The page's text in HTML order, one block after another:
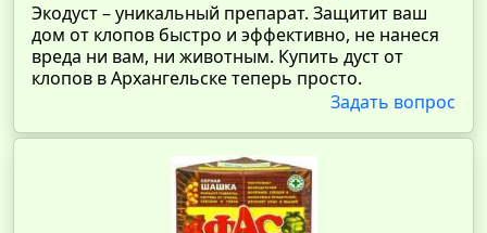
Экодуст – уникальный препарат. Защитит ваш
дом от клопов быстро и эффективно, не нанеся
вреда ни вам, ни животным. Купить дуст от
клопов в Архангельске теперь просто.
Задать вопрос